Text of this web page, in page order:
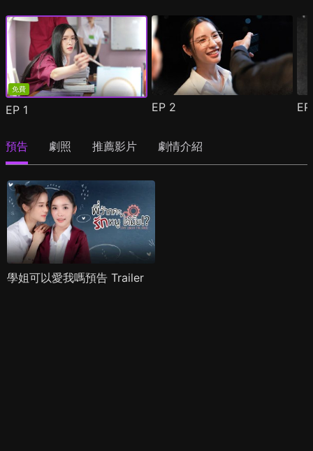
免費
EP 1 EP 2
預告 劇照 推薦影片 劇情介紹
學姐可以愛我嗎預告 Trailer